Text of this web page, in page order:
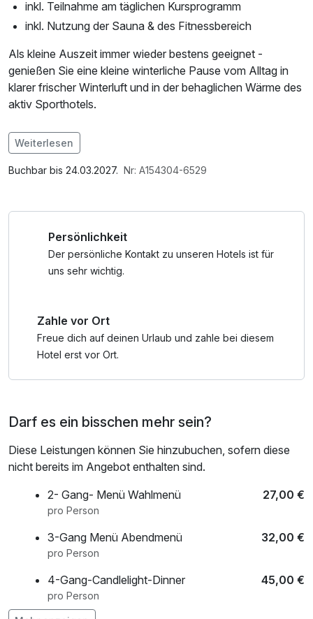
inkl. Teilnahme am täglichen Kursprogramm
inkl. Nutzung der Sauna & des Fitnessbereich
Als kleine Auszeit immer wieder bestens geeignet -
genießen Sie eine kleine winterliche Pause vom Alltag in
klarer frischer Winterluft und in der behaglichen Wärme des
aktiv Sporthotels.
Im Angebot enthalten
Saunabenutzung, Parkplatz, Nutzung des Fitnessbereichs,
W-LAN Nutzung / Internetnutzung
Weiterlesen
Buchbar bis 24.03.2027. Nr: A154304-6529
Persönlichkeit
Der persönliche Kontakt zu unseren Hotels ist für
uns sehr wichtig.
Zahle vor Ort
Freue dich auf deinen Urlaub und zahle bei diesem
Hotel erst vor Ort.
Darf es ein bisschen mehr sein?
Diese Leistungen können Sie hinzubuchen, sofern diese
nicht bereits im Angebot enthalten sind.
2- Gang- Menü Wahlmenü
27,00 €
pro Person
3-Gang Menü Abendmenü 32,00 €
pro Person
4-Gang-Candlelight-Dinner 45,00 €
pro Person